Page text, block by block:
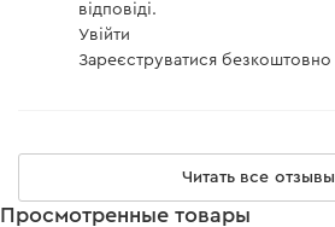
відповіді.
Увійти
Зареєструватися безкоштовно
Читать все отзывы
Просмотренные товары